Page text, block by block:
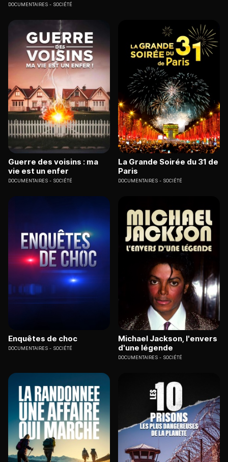
DOCUMENTAIRES SOCIÉTÉ
Guerre des voisins : ma
vie est un enfer
DOCUMENTAIRES SOCIÉTÉ
La Grande Soirée du 31 de
Paris
DOCUMENTAIRES SOCIÉTÉ
Enquêtes de choc
DOCUMENTAIRES SOCIÉTÉ
Michael Jackson, l'envers
d'une légende
DOCUMENTAIRES SOCIÉTÉ